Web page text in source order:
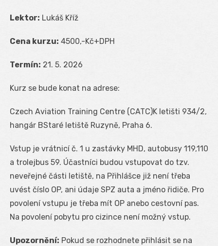
Lektor: Lukáš Kříž
Cena kurzu: 4500,-Kč+DPH
Termín: 21. 5. 2026
Kurz se bude konat na adrese:
Czech Aviation Training Centre (CATC)K letišti 934/2,
hangár BStaré letiště Ruzyně, Praha 6.
Vstup je vrátnicí č. 1 u zastávky MHD, autobusy 119,110
a trolejbus 59. Účastníci budou vstupovat do tzv.
neveřejné části letiště, na Přihlášce již není třeba
uvést číslo OP, ani údaje SPZ auta a jméno řidiče. Pro
povolení vstupu je třeba mít OP anebo cestovní pas.
Na povolení pobytu pro cizince není možný vstup.
Upozornění: Pokud se rozhodnete přihlásit se na